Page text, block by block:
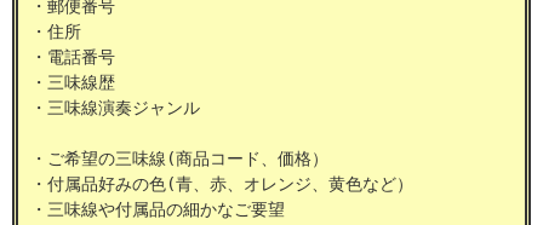
・郵便番号
・住所
・電話番号
・三味線歴
・三味線演奏ジャンル
・ご希望の三味線(商品コード、価格）
・付属品好みの色(青、赤、オレンジ、黄色など）
・三味線や付属品の細かなご要望